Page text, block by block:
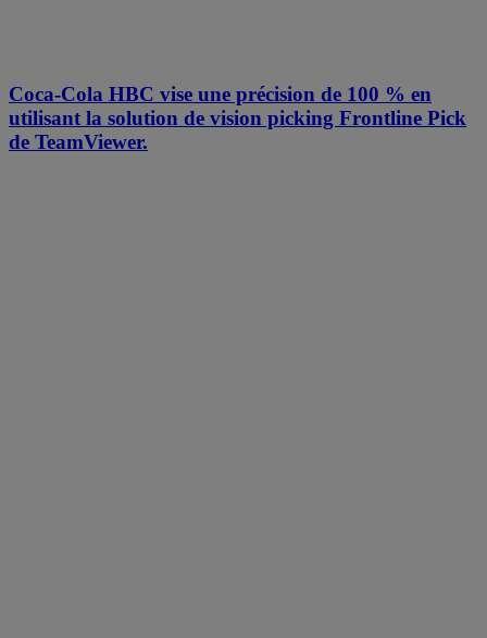
Coca-Cola HBC vise une précision de 100 % en
utilisant la solution de vision picking Frontline Pick
de TeamViewer.